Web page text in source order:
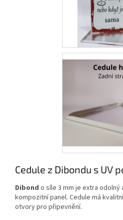
Cedule z Dibondu s UV
Dibond o síle 3 mm je extra
kompozitní panel. Cedule má
otvory pro připevnění.